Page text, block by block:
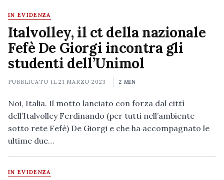
IN EVIDENZA
Italvolley, il ct della nazionale
Fefè De Giorgi incontra gli
studenti dell’Unimol
PUBBLICATO IL21 MARZO 2023 2 MIN
Noi, Italia. Il motto lanciato con forza dal cittì
dell’Italvolley Ferdinando (per tutti nell’ambiente
sotto rete Fefè) De Giorgi e che ha accompagnato le
ultime due…
IN EVIDENZA